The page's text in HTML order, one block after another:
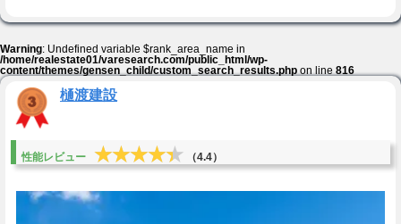
Warning: Undefined variable $rank_area_name in
/home/realestate01/varesearch.com/public_html/wp-
content/themes/gensen_child/custom_search_results.php on line 816
樋渡建設
性能レビュー ★★★★★
★★★★★ （4.4）